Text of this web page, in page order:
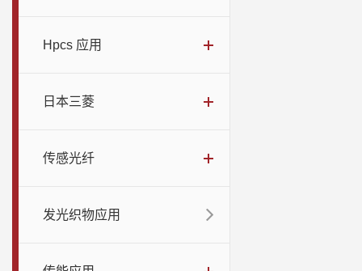
Hpcs 应用
日本三菱
传感光纤
发光织物应用